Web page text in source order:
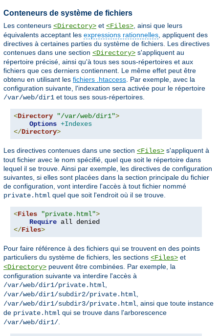
Conteneurs de système de fichiers
Les conteneurs <Directory> et <Files> , ainsi que leurs
équivalents acceptant les expressions rationnelles , appliquent des
directives à certaines parties du système de fichiers. Les directives
contenues dans une section <Directory> s'appliquent au
répertoire précisé, ainsi qu'à tous ses sous-répertoires et aux
fichiers que ces derniers contiennent. Le même effet peut être
obtenu en utilisant les fichiers .htaccess . Par exemple, avec la
configuration suivante, l'indexation sera activée pour le répertoire
/var/web/dir1 et tous ses sous-répertoires.
<Directory "/var/web/dir1">
Options +Indexes
</Directory>
Les directives contenues dans une section <Files> s'appliquent à
tout fichier avec le nom spécifié, quel que soit le répertoire dans
lequel il se trouve. Ainsi par exemple, les directives de configuration
suivantes, si elles sont placées dans la section principale du fichier
de configuration, vont interdire l'accès à tout fichier nommé
private.html quel que soit l'endroit où il se trouve.
<Files "private.html">
Require
</Files>
Pour faire référence à des fichiers qui se trouvent en des points
particuliers du système de fichiers, les sections <Files> et
<Directory> peuvent être combinées. Par exemple, la
configuration suivante va interdire l'accès à
/var/web/dir1/private.html
/var/web/dir1/subdir2/private.html
/var/web/dir1/subdir3/private.html , ainsi que toute instance
de private.html qui se trouve dans l'arborescence
/var/web/dir1/